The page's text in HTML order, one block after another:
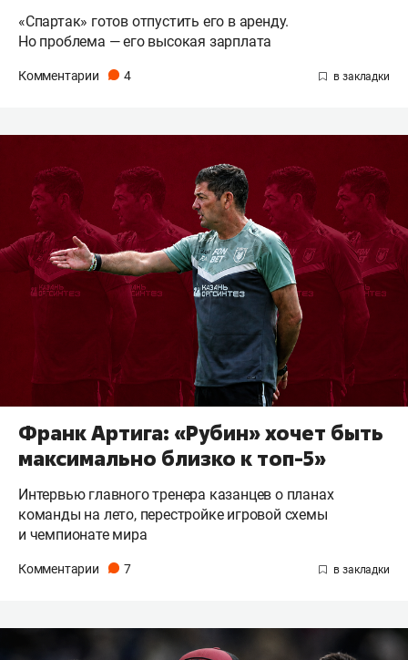
«Спартак» готов отпустить его в аренду.
Но проблема — его высокая зарплата
Комментарии 4
Франк Артига: «Рубин» хочет быть
максимально близко к топ-5»
Интервью главного тренера казанцев о планах
команды на лето, перестройке игровой схемы
и чемпионате мира
Комментарии 7